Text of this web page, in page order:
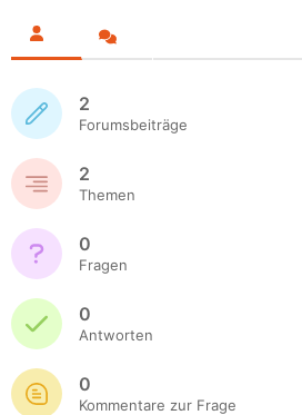
2
Forumsbeiträge
2
Themen
0
Fragen
0
Antworten
0
Kommentare zur Frage